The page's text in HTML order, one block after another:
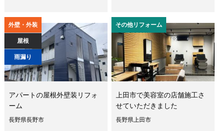
外壁・外装
屋根
雨漏り
アパートの屋根外壁装リフォ
ーム
長野県長野市
その他リフォーム
上田市で美容室の店舗施工さ
せていただきました
長野県上田市